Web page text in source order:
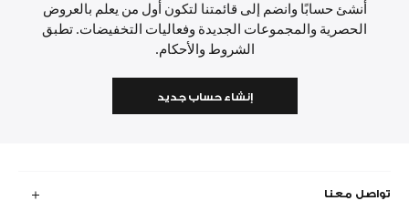
أنشئ حسابًا وانضم إلى قائمتنا لتكون أول من يعلم بالعروض
الحصرية والمجموعات الجديدة وفعاليات التخفيضات. تطبق
الشروط والأحكام.
إنشاء حساب جديد
تواصل معنا